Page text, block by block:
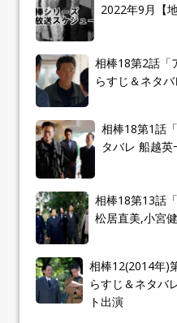
2022年9月【
相棒18第2話「
らすじ＆ネタ
相棒18第1話
タバレ 船越
相棒18第13話
松居直美,小宮
相棒12(2014年)
らすじ＆ネタバ
ト出演